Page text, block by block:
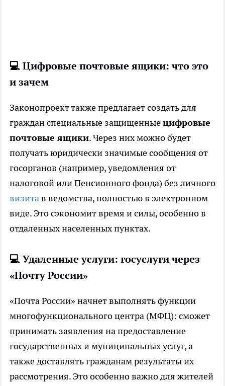
💻 Цифровые почтовые ящики: что это
и зачем
Законопроект также предлагает создать для
граждан специальные защищенныецифровые
почтовые ящики. Через них можно будет
получать юридически значимые сообщения от
госорганов (например, уведомления от
налоговой или Пенсионного фонда) без личного
визитав ведомства, полностью в электронном
виде. Это сэкономит время и силы, особенно в
отдаленных населенных пунктах.
💻 Удаленные услуги: госуслуги через
«Почту России»
«Почта России» начнет выполнять функции
многофункционального центра (МФЦ): сможет
принимать заявления на предоставление
государственных и муниципальных услуг, а
также доставлять гражданам результаты их
рассмотрения. Это особенно важно для жителей